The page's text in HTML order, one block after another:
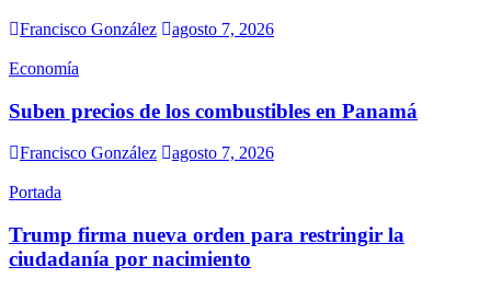
Francisco González agosto 7, 2026
Economía
Suben precios de los combustibles en Panamá
Francisco González agosto 7, 2026
Portada
Trump firma nueva orden para restringir la
ciudadanía por nacimiento